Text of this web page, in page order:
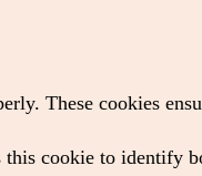
These cookies
this cookie to identify